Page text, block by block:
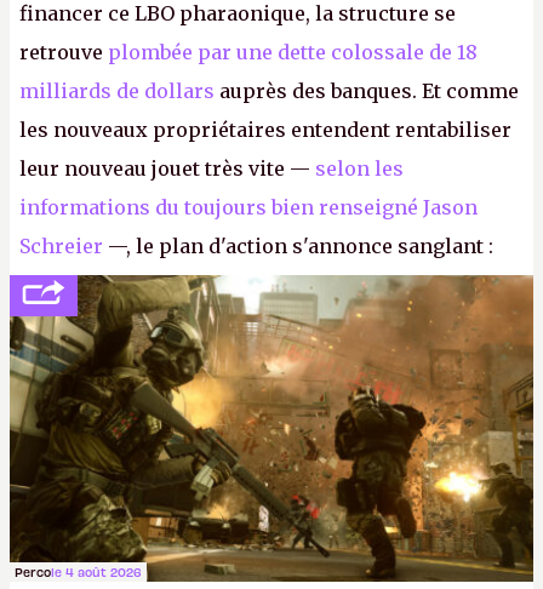
financer ce LBO pharaonique, la structure se
retrouve plombée par une dette colossale de 18
milliards de dollars auprès des banques. Et comme
les nouveaux propriétaires entendent rentabiliser
leur nouveau jouet très vite — selon les
informations du toujours bien renseigné Jason
Schreier —, le plan d'action s'annonce sanglant :
réductions de coûts drastiques, fermetures de
studios et licenciements massifs. En gros, essorer
FCetBattlefield, puis virer le reste.P.
Percole 4 août 2026